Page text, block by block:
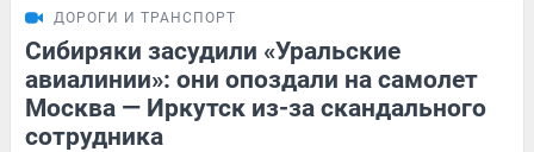
ДОРОГИ И ТРАНСПОРТ
Сибиряки засудили «Уральские
авиалинии»: они опоздали на самолет
Москва — Иркутск из-за скандального
сотрудника